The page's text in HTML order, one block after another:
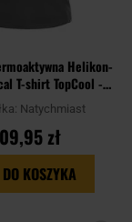
Helikon-
T-shirt TopCool -
Shadow Grey
Natychmiast
zł
DO KOSZYKA